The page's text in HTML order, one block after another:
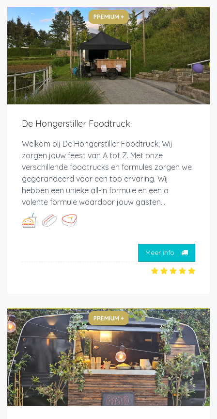
PREMIUM +
De Hongerstiller Foodtruck
Welkom bij De Hongerstiller Foodtruck; Wij
zorgen jouw feest van A tot Z. Met onze
verschillende foodtrucks en formules zorgen we
gegarandeerd voor een top ervaring. Wij
hebben een unieke all-in formule en een a
volente formule waardoor jouw gasten...
Meer info
PREMIUM +